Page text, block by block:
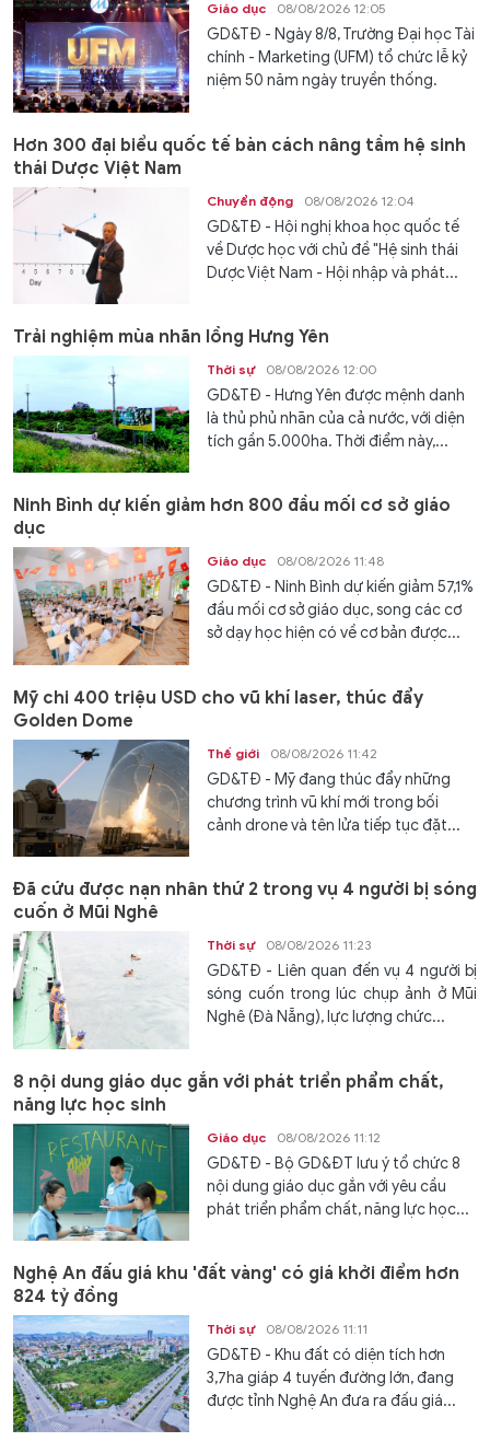
Giáo dục 08/08/2026 12:05
GD&TĐ - Ngày 8/8, Trường Đại học Tài
chính - Marketing (UFM) tổ chức lễ kỷ
niệm 50 năm ngày truyền thống.
Hơn 300 đại biểu quốc tế bàn cách nâng tầm hệ sinh
thái Dược Việt Nam
Chuyển động 08/08/2026 12:04
GD&TĐ - Hội nghị khoa học quốc tế
về Dược học với chủ đề "Hệ sinh thái
Dược Việt Nam - Hội nhập và phát...
Trải nghiệm mùa nhãn lồng Hưng Yên
Thời sự 08/08/2026 12:00
GD&TĐ - Hưng Yên được mệnh danh
là thủ phủ nhãn của cả nước, với diện
tích gần 5.000ha. Thời điểm này,...
Ninh Bình dự kiến giảm hơn 800 đầu mối cơ sở giáo
dục
Giáo dục 08/08/2026 11:48
GD&TĐ - Ninh Bình dự kiến giảm 57,1%
đầu mối cơ sở giáo dục, song các cơ
sở dạy học hiện có về cơ bản được...
Mỹ chi 400 triệu USD cho vũ khí laser, thúc đẩy
Golden Dome
Thế giới 08/08/2026 11:42
GD&TĐ - Mỹ đang thúc đẩy những
chương trình vũ khí mới trong bối
cảnh drone và tên lửa tiếp tục đặt...
Đã cứu được nạn nhân thứ 2 trong vụ 4 người bị sóng
cuốn ở Mũi Nghê
Thời sự 08/08/2026 11:23
GD&TĐ - Liên quan đến vụ 4 người bị
sóng cuốn trong lúc chụp ảnh ở Mũi
Nghê (Đà Nẵng), lực lượng chức...
8 nội dung giáo dục gắn với phát triển phẩm chất,
năng lực học sinh
Giáo dục 08/08/2026 11:12
GD&TĐ - Bộ GD&ĐT lưu ý tổ chức 8
nội dung giáo dục gắn với yêu cầu
phát triển phẩm chất, năng lực học...
Nghệ An đấu giá khu 'đất vàng' có giá khởi điểm hơn
824 tỷ đồng
Thời sự 08/08/2026 11:11
GD&TĐ - Khu đất có diện tích hơn
3,7ha giáp 4 tuyến đường lớn, đang
được tỉnh Nghệ An đưa ra đấu giá...